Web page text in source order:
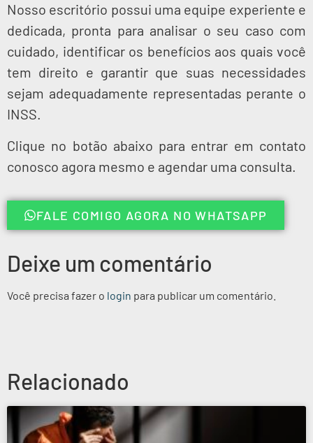
Nosso escritório possui uma equipe experiente e
dedicada, pronta para analisar o seu caso com
cuidado, identificar os benefícios aos quais você
tem direito e garantir que suas necessidades
sejam adequadamente representadas perante o
INSS.
Clique no botão abaixo para entrar em contato
conosco agora mesmo e agendar uma consulta.
FALE COMIGO AGORA NO WHATSAPP
Deixe um comentário
Você precisa fazer o login para publicar um comentário.
Relacionado